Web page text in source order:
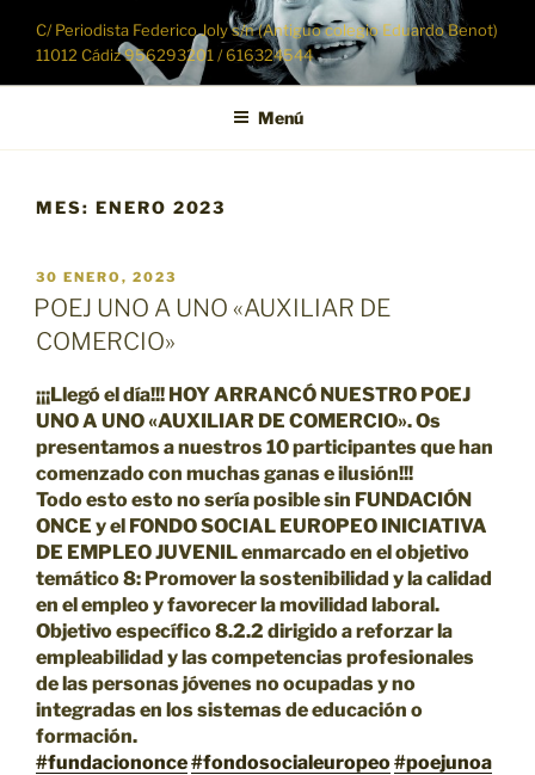
C/ Periodista Federico Joly s/n (Antiguo colegio Eduardo Benot)
11012 Cádiz 956293201 / 616324544
Menú
MES: ENERO 2023
PUBLICADO
EL
30 ENERO, 2023
POEJ UNO A UNO «AUXILIAR DE
COMERCIO»
¡¡¡Llegó el día!!! HOY ARRANCÓ NUESTRO POEJ
UNO A UNO «AUXILIAR DE COMERCIO». Os
presentamos a nuestros 10 participantes que han
comenzado con muchas ganas e ilusión!!!
Todo esto esto no sería posible sin FUNDACIÓN
ONCE y el FONDO SOCIAL EUROPEO INICIATIVA
DE EMPLEO JUVENIL enmarcado en el objetivo
temático 8: Promover la sostenibilidad y la calidad
en el empleo y favorecer la movilidad laboral.
Objetivo específico 8.2.2 dirigido a reforzar la
empleabilidad y las competencias profesionales
de las personas jóvenes no ocupadas y no
integradas en los sistemas de educación o
formación.
#fundaciononce#fondosocialeuropeo#poejunoa